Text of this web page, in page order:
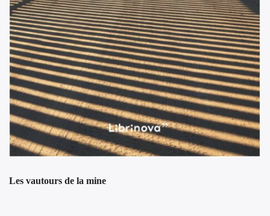
Les vautours de la mine